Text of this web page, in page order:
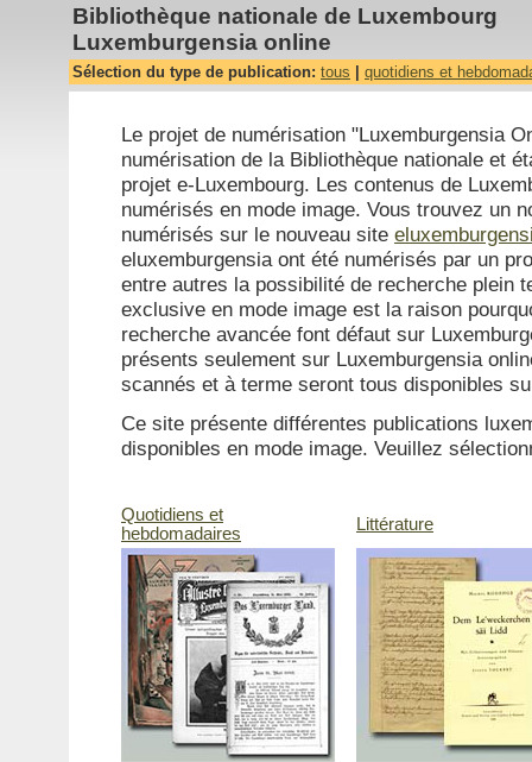
Bibliothèque nationale de Luxembourg
Luxemburgensia online
Sélection du type de publication: tous quotidiens et
Le projet de numérisation "Luxemburgensia
numérisation de la Bibliothèque nationale et
projet e-Luxembourg. Les contenus de
numérisés en mode image. Vous trouvez un
numérisés sur le nouveau site
eluxemburgensia ont été numérisés par un
entre autres la possibilité de recherche plein
exclusive en mode image est la raison
recherche avancée font défaut sur
présents seulement sur Luxemburgensia
scannés et à terme seront tous disponibles
Ce site présente différentes publications
disponibles en mode image. Veuillez
Quotidiens et
hebdomadaires
Littérature